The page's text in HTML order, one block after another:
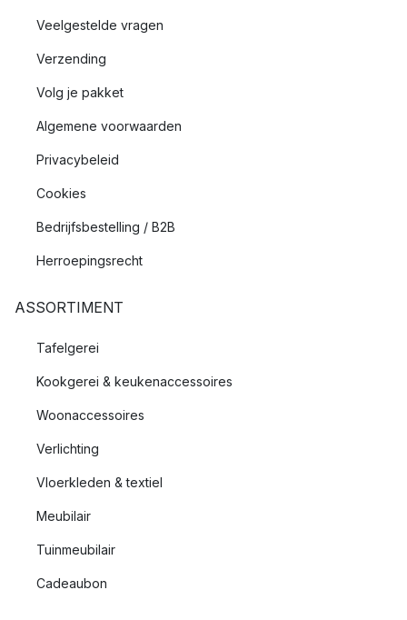
Veelgestelde vragen
Verzending
Volg je pakket
Algemene voorwaarden
Privacybeleid
Cookies
Bedrijfsbestelling / B2B
Herroepingsrecht
ASSORTIMENT
Tafelgerei
Kookgerei & keukenaccessoires
Woonaccessoires
Verlichting
Vloerkleden & textiel
Meubilair
Tuinmeubilair
Cadeaubon